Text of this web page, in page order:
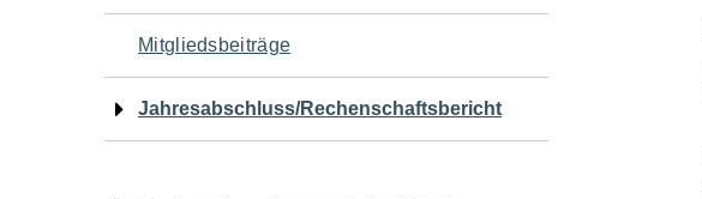
Mitgliedsbeiträge
Jahresabschluss/Rechenschaftsbericht